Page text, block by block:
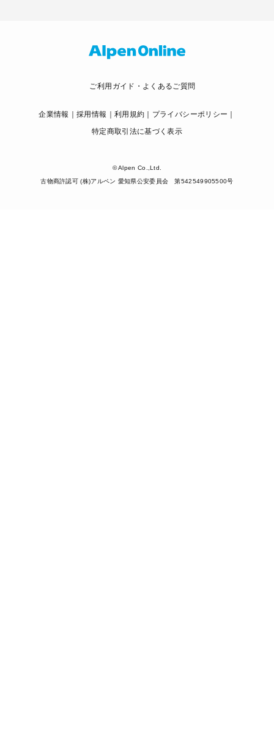
ご利用ガイド・よくあるご質問
企業情報 採用情報 利用規約
プライバシーポリシー
特定商取引法に基づく表示
© Alpen Co.,Ltd.
古物商許認可 (株)アルペン 愛知県公安委員会 第542549905500号